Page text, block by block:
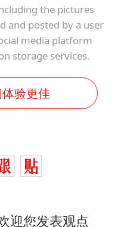
the pictures
and posted by a user
media platform
storage services.
验更佳
迎您发表观点